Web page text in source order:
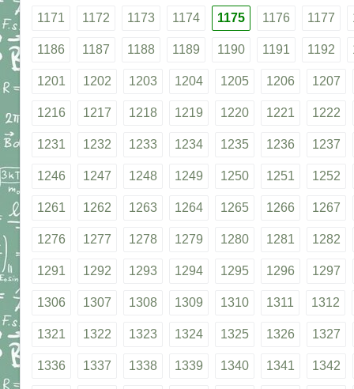
1171 1172 1173 1174 1175 1176 1177
1186 1187 1188 1189 1190 1191 1192
1201 1202 1203 1204 1205 1206 1207
1216 1217 1218 1219 1220 1221 1222
1231 1232 1233 1234 1235 1236 1237
1246 1247 1248 1249 1250 1251 1252
1261 1262 1263 1264 1265 1266 1267
1276 1277 1278 1279 1280 1281 1282
1291 1292 1293 1294 1295 1296 1297
1306 1307 1308 1309 1310 1311 1312
1321 1322 1323 1324 1325 1326 1327
1336 1337 1338 1339 1340 1341 1342